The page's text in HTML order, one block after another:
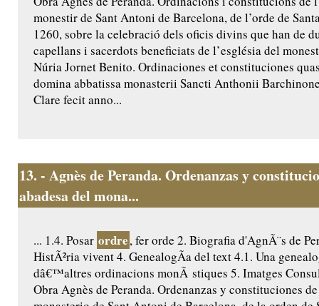
monestir de Sant Antoni de Barcelona, de l’orde de
1260, sobre la celebració dels oficis divins que han de
capellans i sacerdots beneficiats de l’església del
Núria Jornet Benito. Ordinaciones et constituciones
domina abbatissa monasterii Sancti Anthonii
Clare fecit anno...
13. - Agnès de Peranda. Ordenanzas y
abadesa del mona...
... 1.4. Posar ordre, fer orde 2. Biografia d'AgnÃ¨s de
HistÃ²ria vivent 4. GenealogÃ­a del text 4.1. Una
dâ€™altres ordinacions monÃ stiques 5. Imatges
Obra Agnès de Peranda. Ordenanzas y constituciones